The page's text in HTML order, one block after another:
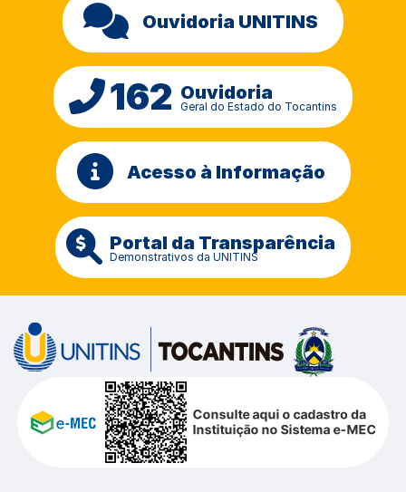
Ouvidoria UNITINS
162 Ouvidoria
Geral do Estado do Tocantins
Acesso à Informação
Portal da Transparência
Demonstrativos da UNITINS